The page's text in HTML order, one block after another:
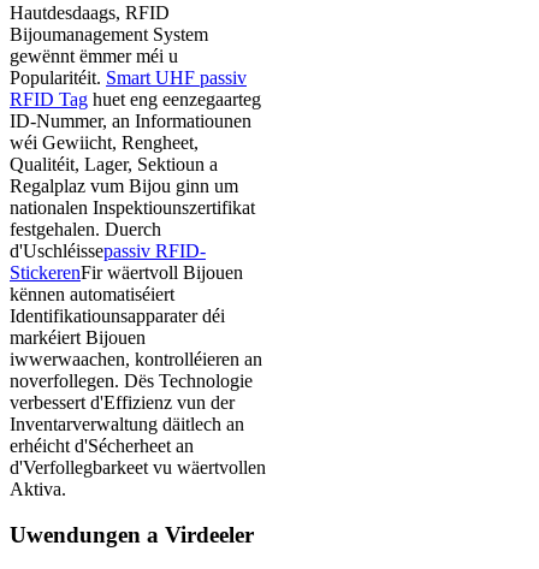
Hautdesdaags, RFID
Bijoumanagement System
gewënnt ëmmer méi u
Popularitéit. Smart UHF passiv
RFID Tag huet eng eenzegaarteg
ID-Nummer, an Informatiounen
wéi Gewiicht, Rengheet,
Qualitéit, Lager, Sektioun a
Regalplaz vum Bijou ginn um
nationalen Inspektiounszertifikat
festgehalen. Duerch
d'Uschléissepassiv RFID-
StickerenFir wäertvoll Bijouen
kënnen automatiséiert
Identifikatiounsapparater déi
markéiert Bijouen
iwwerwaachen, kontrolléieren an
noverfollegen. Dës Technologie
verbessert d'Effizienz vun der
Inventarverwaltung däitlech an
erhéicht d'Sécherheet an
d'Verfollegbarkeet vu wäertvollen
Aktiva.
Uwendungen a Virdeeler